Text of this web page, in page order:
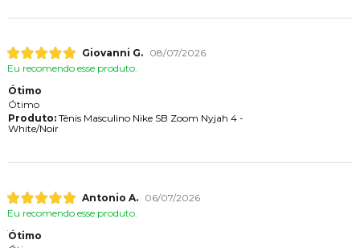
Giovanni G.
08/07/2026
Eu recomendo esse produto.
Ótimo
Ótimo
Produto:Tênis Masculino Nike SB Zoom Nyjah 4 -
White/Noir
Antonio A.
06/07/2026
Eu recomendo esse produto.
Ótimo